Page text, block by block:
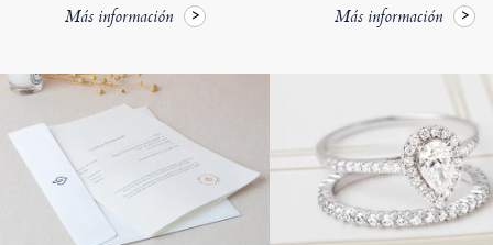
Más información Más información